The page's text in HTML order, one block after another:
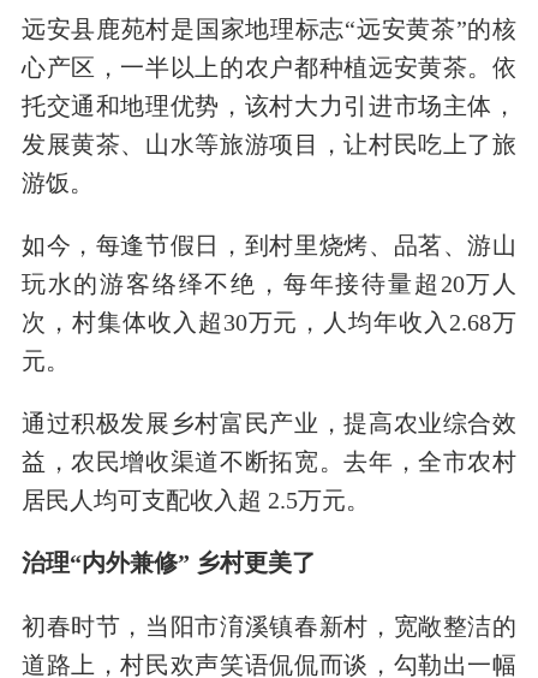
远安县鹿苑村是国家地理标志“远安黄茶”的核
心产区，一半以上的农户都种植远安黄茶。依
托交通和地理优势，该村大力引进市场主体，
发展黄茶、山水等旅游项目，让村民吃上了旅
游饭。
如今，每逢节假日，到村里烧烤、品茗、游山
玩水的游客络绎不绝，每年接待量超20万人
次，村集体收入超30万元，人均年收入2.68万
元。
通过积极发展乡村富民产业，提高农业综合效
益，农民增收渠道不断拓宽。去年，全市农村
居民人均可支配收入超 2.5万元。
治理“内外兼修” 乡村更美了
初春时节，当阳市淯溪镇春新村，宽敞整洁的
道路上，村民欢声笑语侃侃而谈，勾勒出一幅